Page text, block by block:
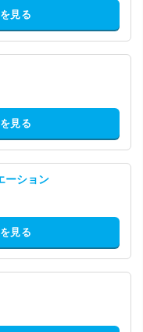
見る
見る
ーション
見る